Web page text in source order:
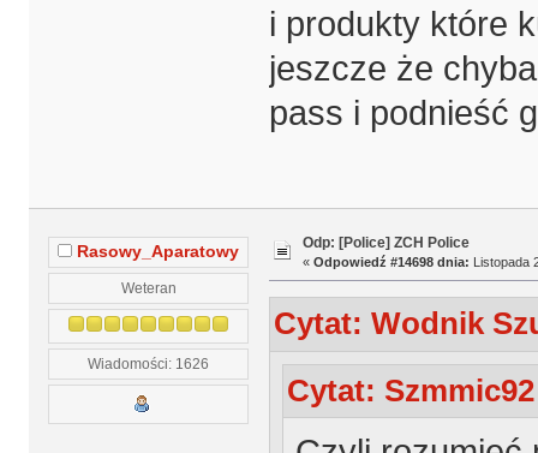
i produkty które
jeszcze że
pass i podnieść
Rasowy_Aparatowy
Weteran
Wiadomości: 1626
Odp: [Police] ZCH Police
« Odpowiedź #14698 dnia: Listopada
Cytat: Wodnik
Cytat: